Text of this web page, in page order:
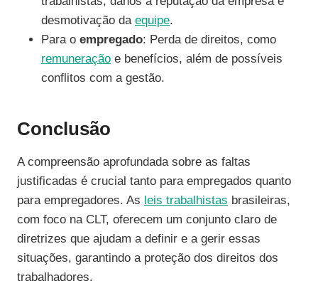
desmotivação da equipe.
Para o empregado: Perda de direitos, como
remuneração e benefícios, além de possíveis
conflitos com a gestão.
Conclusão
A compreensão aprofundada sobre as faltas
justificadas é crucial tanto para empregados quanto
para empregadores. As leis trabalhistas brasileiras,
com foco na CLT, oferecem um conjunto claro de
diretrizes que ajudam a definir e a gerir essas
situações, garantindo a proteção dos direitos dos
trabalhadores.